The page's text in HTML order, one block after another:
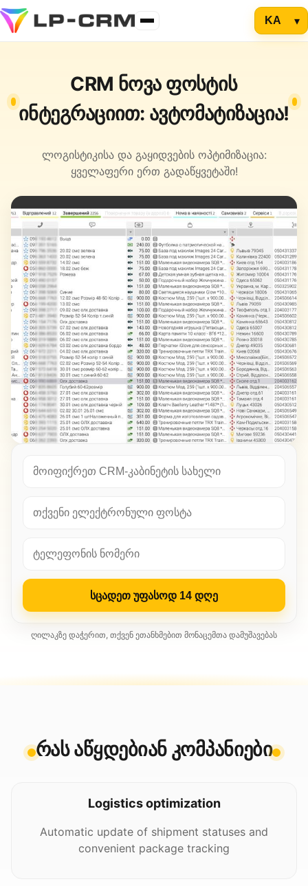
CRM ნოვა ფოსტის
ინტეგრაციით: ავტომატიზაცია!
ლოგისტიკისა და გაყიდვების ოპტიმიზაცია:
ყველაფერი ერთ გადაწყვეტაში!
სცადეთ უფასოდ 14 დღე
ღილაკზე დაჭერით, თქვენ ეთანხმებით მონაცემთა დამუშავებას
რას აწყდებიან კომპანიები
Logistics optimization
Automatic update of shipment statuses and
convenient package tracking